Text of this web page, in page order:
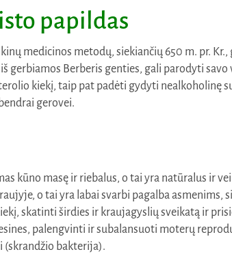
kapsulių
papildas
medicinos metodų, siekiančių 650 m. pr.
gerbiamos Berberis genties, gali parodyti
kiekį, taip pat padėti gydyti nealkoholinę
gerovei.
kūno masę ir riebalus, o tai yra natūralus ir
o tai yra labai svarbi pagalba asmenims,
skatinti širdies ir kraujagyslių sveikatą ir
palengvinti ir subalansuoti moterų
(skrandžio bakterija).